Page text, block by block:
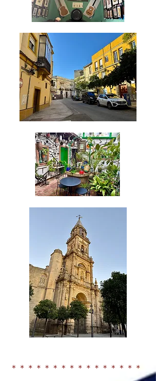
＊＊＊＊＊＊＊＊＊＊＊＊＊＊＊＊